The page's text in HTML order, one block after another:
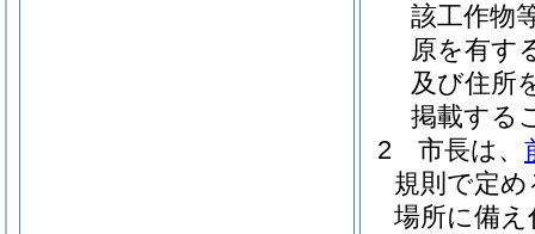
該工作物
原を有す
及び住所
掲載する
2
市長は、
規則で定
場所に備